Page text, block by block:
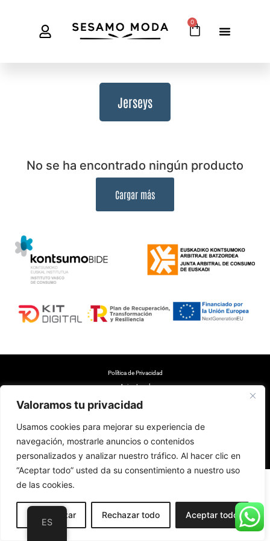
Valoramos tu privacidad
Usamos cookies para mejorar su experiencia de
navegación, mostrarle anuncios o contenidos
personalizados y analizar nuestro tráfico. Al hacer clic en
“Aceptar todo” usted da su consentimiento a nuestro uso
de las cookies.
Personalizar Rechazar todo Aceptar todo
0
Jerseys
No se ha encontrado ningún producto
Cargar más
Polí­tica de Privacidad
Aviso Legal
Accesibilidad
Cambios y devoluciones
Diseño web realizado por RK Informatika
ES